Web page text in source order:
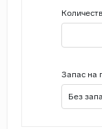
Запас на
Без